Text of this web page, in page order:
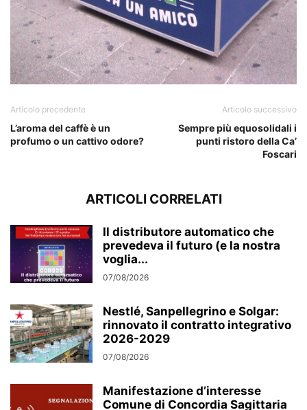
Articolo precedente
L’aroma del caffè è un
profumo o un cattivo odore?
Articolo successivo
Sempre più equosolidali i
punti ristoro della Ca’
Foscari
ARTICOLI CORRELATI
Il distributore automatico che
prevedeva il futuro (e la nostra
voglia...
07/08/2026
Nestlé, Sanpellegrino e Solgar:
rinnovato il contratto integrativo
2026-2029
07/08/2026
Manifestazione d’interesse
Comune di Concordia Sagittaria